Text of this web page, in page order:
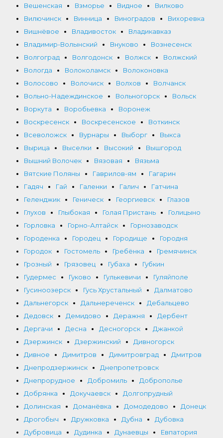
Вешенская Взморье Видное
Вилково
Вилючинск
Винница Виноградов
Вихоревка
Вишнёвое
Владивосток
Владикавказ
Владимир-Волынский
Внуково
Вознесенск
Волгоград
Волгодонск Волжск
Волжский
Вологда
Волоколамск
Волоконовка
Волосово
Волочиск Волхов
Волчанск
Вольно-Надеждинское
Вольногорск
Вольск
Воркута
Воробьевка
Воронеж
Воскресенск
Воскресенское
Воткинск
Всеволожск
Вурнары Выборг
Выкса
Вырица
Выселки Высокий
Вышгород
Вышний Волочек
Вязовая
Вязьма
Вятские Поляны
Гаврилов-ям
Гагарин
Гадяч
Гай Галенки Галич
Гатчина
Геленджик
Геническ Георгиевск
Глазов
Глухов
Глыбокая Голая Пристань
Голицыно
Горловка
Горно-Алтайск
Горнозаводск
Городенка
Городец Городище
Городня
Городок
Гостомель Гребёнка
Гремячинск
Грозный
Грязовец Губаха
Губкин
Гудермес
Гуково Гулькевичи
Гуляйполе
Гусиноозерск
Гусь Хрустальный
Далматово
Дальнегорск
Дальнереченск
Дебальцево
Дедовск
Демидово Деражня
Дербент
Дергачи
Десна Десногорск
Джанкой
Дзержинск
Дзержинский
Дивногорск
Дивное
Димитров Димитровград
Дмитров
Днепродзержинск
Днепропетровск
Днепрорудное
Добромиль
Доброполье
Добрянка
Докучаевск
Долгопрудный
Долинская
Доманёвка Домодедово
Донецк
Дрогобыч
Дружковка Дубна
Дубовка
Дубровица
Дудинка Дунаевцы
Евпатория